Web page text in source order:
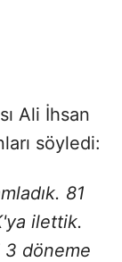
Ali İhsan
söyledi:
81
ilettik.
döneme